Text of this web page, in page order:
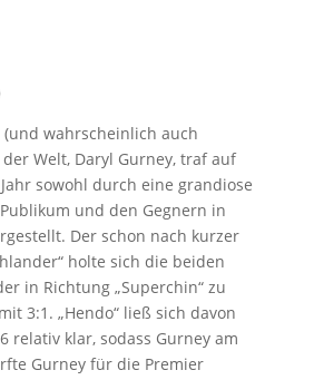
wahrscheinlich auch
Welt, Daryl Gurney, traf auf
sowohl durch eine grandiose
und den Gegnern in
Der schon nach kurzer
holte sich die beiden
in Richtung „Superchin“ zu
3:1. „Hendo“ ließ sich davon
relativ klar, sodass Gurney am
Gurney für die Premier